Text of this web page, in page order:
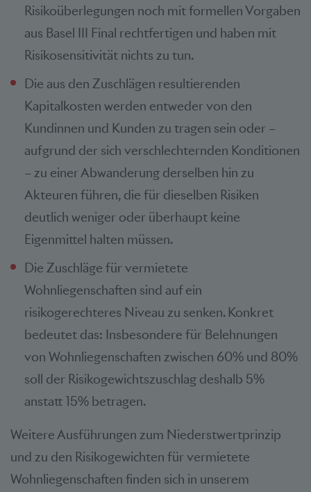
Risikoüberlegungen noch mit formellen Vorgaben
aus Basel III Final rechtfertigen und haben mit
Risikosensitivität nichts zu tun.
Die aus den Zuschlägen resultierenden
Kapitalkosten werden entweder von den
Kundinnen und Kunden zu tragen sein oder –
aufgrund der sich verschlechternden Konditionen
– zu einer Abwanderung derselben hin zu
Akteuren führen, die für dieselben Risiken
deutlich weniger oder überhaupt keine
Eigenmittel halten müssen.
Die Zuschläge für vermietete
Wohnliegenschaften sind auf ein
risikogerechteres Niveau zu senken. Konkret
bedeutet das: Insbesondere für Belehnungen
von Wohnliegenschaften zwischen 60% und 80%
soll der Risikogewichtszuschlag deshalb 5%
anstatt 15% betragen.
Weitere Ausführungen zum Niederstwertprinzip
und zu den Risikogewichten für vermietete
Wohnliegenschaften finden sich in unserem